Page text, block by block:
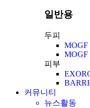
일반용
두피
MOGF
피부
커뮤니티
뉴스활동